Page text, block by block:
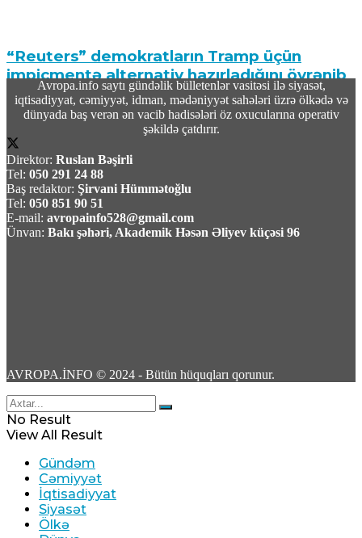
“Reuters” demokratların Tramp üçün
impiçmentə alternativ hazırladığını öyrənib
09 Avqust 2026 / 10:19
TASS: Ukrayna Silahlı Qüvvələri üçün yerüstü
robot sistemləri Xarkov universitetində
Məhəmməd Bağet Zülqədr: “ABŞ dəniz
blokadasını ləğv etməli və qoşunları İran
09 Avqust 2026 / 9:59
Avropa.info saytı gündəlik bülletenlər vasitəsi ilə siyasət,
iqtisadiyyat, cəmiyyət, idman, mədəniyyət sahələri üzrə ölkədə və
dünyada baş verən ən vacib hadisələri öz oxucularına operativ
şəkildə çatdırır.
Direktor: Ruslan Bəşirli
Tel: 050 291 24 88
Baş redaktor: Şirvani Hümmətoğlu
Tel: 050 851 90 51
E-mail: avropainfo528@gmail.com
Ünvan: Bakı şəhəri, Akademik Həsən Əliyev küçəsi 96
AVROPA.İNFO © 2024 - Bütün hüquqları qorunur.
No Result
View All Result
Gündəm
Cəmiyyət
İqtisadiyyat
Siyasət
Ölkə